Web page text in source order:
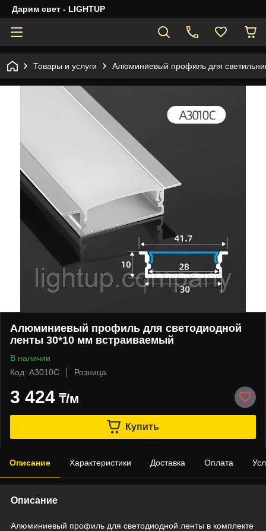
Дарим свет - LIGHTUP
Товары и услуги Алюминиевый профиль для
Алюминиевый профиль для светодиодной
ленты 30*10 мм встраиваемый
В наличии
Код: А3010С
Розница
3 424 ₸/м
Купить
Описание Характеристики Доставка Оплата
Описание
Алюминиевый профиль для светодиодной ленты в комплекте